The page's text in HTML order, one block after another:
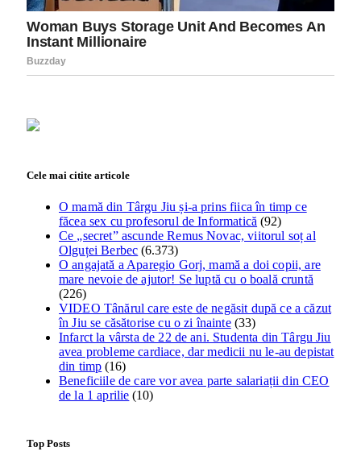
Cele mai citite articole
O mamă din Târgu Jiu și-a prins fiica în timp ce
făcea sex cu profesorul de Informatică (92)
Ce „secret” ascunde Remus Novac, viitorul soț al
Olguței Berbec (6.373)
O angajată a Aparegio Gorj, mamă a doi copii, are
mare nevoie de ajutor! Se luptă cu o boală cruntă
(226)
VIDEO Tânărul care este de negăsit după ce a căzut
în Jiu se căsătorise cu o zi înainte (33)
Infarct la vârsta de 22 de ani. Studenta din Târgu Jiu
avea probleme cardiace, dar medicii nu le-au depistat
din timp (16)
Beneficiile de care vor avea parte salariații din CEO
de la 1 aprilie (10)
Top Posts